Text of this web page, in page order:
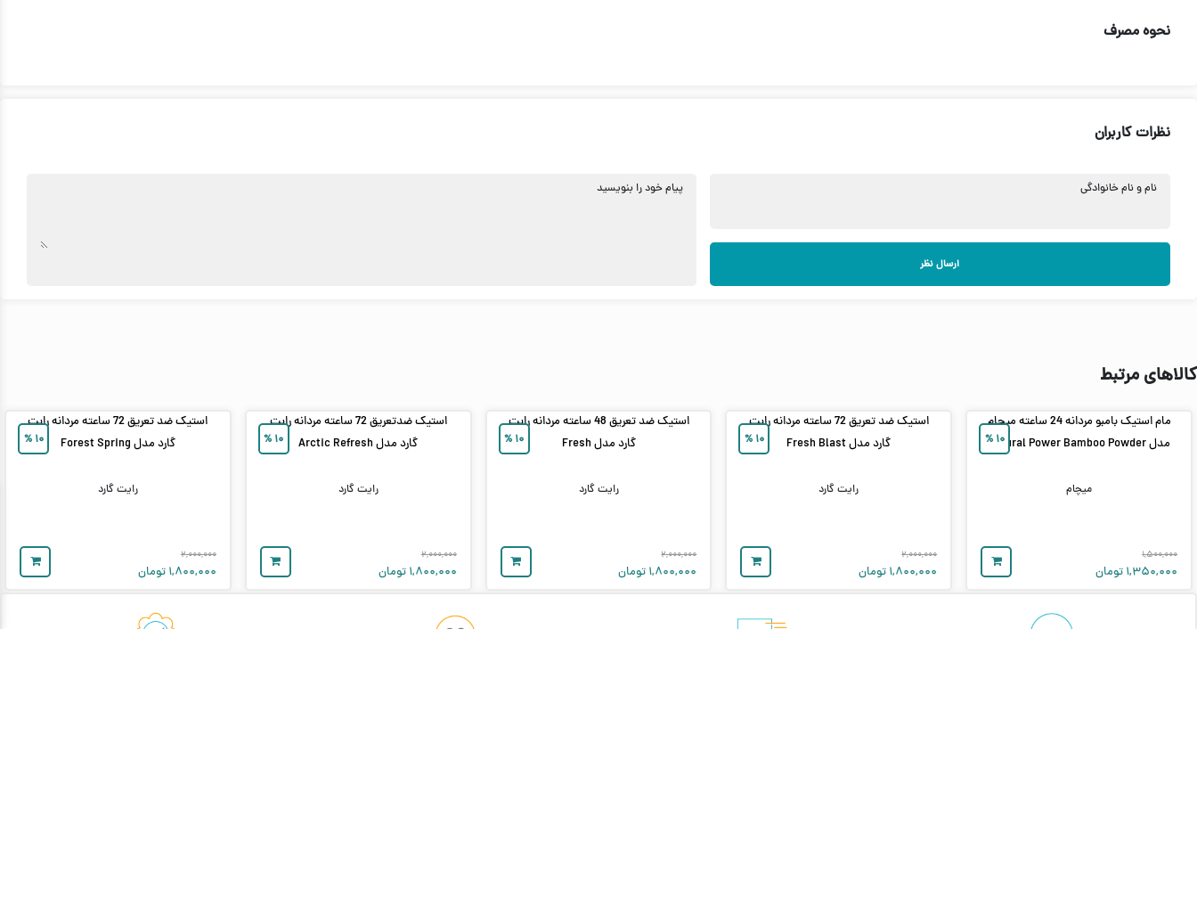
نحوه مصرف
نظرات کاربران
نام و نام خانوادگی
ارسال نظر
پیام خود را بنویسید
کالاهای مرتبط
۱۰ %
مام استیک بامبو مردانه 24 ساعته میچام
مدل Natural Power Bamboo Powder
میچام
۱,۵۰۰,۰۰۰
۱,۳۵۰,۰۰۰ تومان
۱۰ %
استیک ضد تعریق 72 ساعته مردانه رایت
گارد مدل Fresh Blast
رایت گارد
۲,۰۰۰,۰۰۰
۱,۸۰۰,۰۰۰ تومان
۱۰ %
استیک ضد تعریق 48 ساعته مردانه رایت
گارد مدل Fresh
رایت گارد
۲,۰۰۰,۰۰۰
۱,۸۰۰,۰۰۰ تومان
۱۰ %
استیک ضدتعریق 72 ساعته مردانه رایت
گارد مدل Arctic Refresh
رایت گارد
۲,۰۰۰,۰۰۰
۱,۸۰۰,۰۰۰ تومان
۱۰ %
استیک ضد تعریق 72 ساعته مردانه رایت
گارد مدل Forest Spring
رایت گارد
۲,۰۰۰,۰۰۰
۱,۸۰۰,۰۰۰ تومان